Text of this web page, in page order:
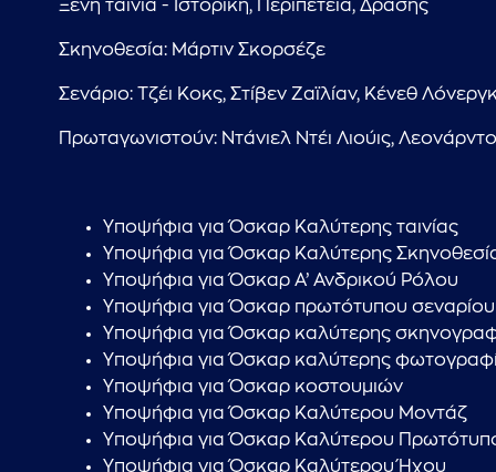
Ξένη ταινία - Ιστορική, Περιπέτεια, Δράσης
Σκηνοθεσία: Μάρτιν Σκορσέζε
Σενάριο: Τζέι Κοκς, Στίβεν Ζαϊλίαν, Κένεθ
Πρωταγωνιστούν: Ντάνιελ Ντέι Λιούις,
Υποψήφια για Όσκαρ Καλύτερης ταινίας
Υποψήφια για Όσκαρ Καλύτερης
Υποψήφια για Όσκαρ Α’ Ανδρικού Ρόλου
Υποψήφια για Όσκαρ πρωτότυπου σεναρίου
Υποψήφια για Όσκαρ καλύτερης
Υποψήφια για Όσκαρ καλύτερης
Υποψήφια για Όσκαρ κοστουμιών
Υποψήφια για Όσκαρ Καλύτερου Μοντάζ
Υποψήφια για Όσκαρ Καλύτερου
Υποψήφια για Όσκαρ Καλύτερου Ήχου